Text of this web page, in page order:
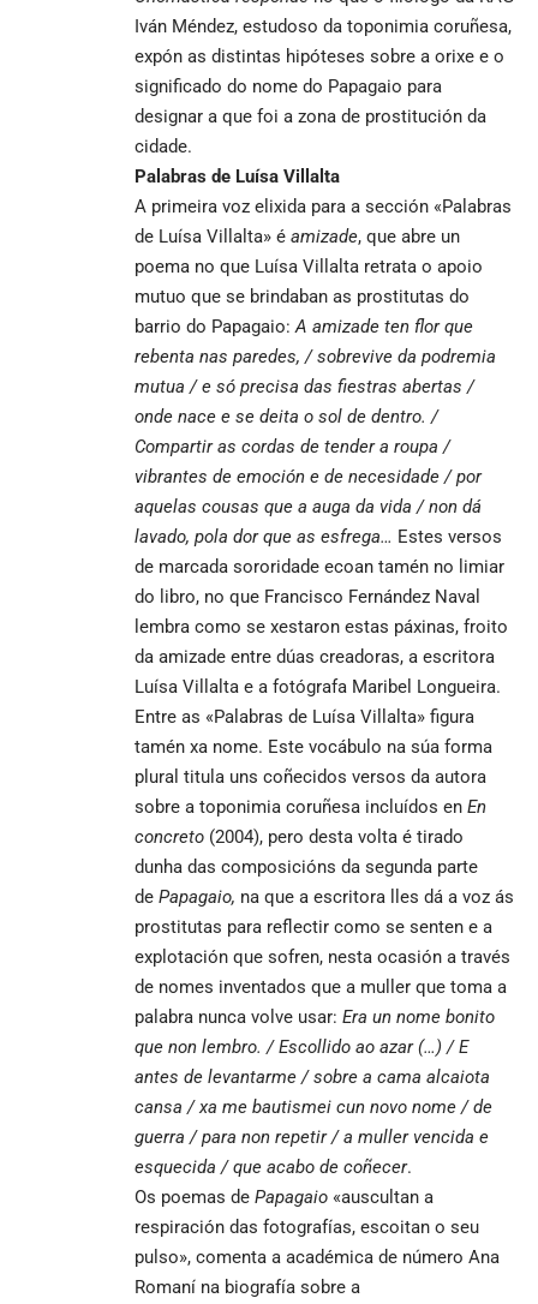
Iván Méndez, estudoso da toponimia coruñesa,
expón as distintas hipóteses sobre a orixe e o
significado do nome do Papagaio para
designar a que foi a zona de prostitución da
cidade.
Palabras de Luísa Villalta
A primeira voz elixida para a sección «Palabras
de Luísa Villalta» é amizade, que abre un
poema no que Luísa Villalta retrata o apoio
mutuo que se brindaban as prostitutas do
barrio do Papagaio: A amizade ten flor que
rebenta nas paredes, / sobrevive da podremia
mutua / e só precisa das fiestras abertas /
onde nace e se deita o sol de dentro. /
Compartir as cordas de tender a roupa /
vibrantes de emoción e de necesidade / por
aquelas cousas que a auga da vida / non dá
lavado, pola dor que as esfrega… Estes versos
de marcada sororidade ecoan tamén no limiar
do libro, no que Francisco Fernández Naval
lembra como se xestaron estas páxinas, froito
da amizade entre dúas creadoras, a escritora
Luísa Villalta e a fotógrafa Maribel Longueira.
Entre as «Palabras de Luísa Villalta» figura
tamén xa nome. Este vocábulo na súa forma
plural titula uns coñecidos versos da autora
sobre a toponimia coruñesa incluídos en En
concreto (2004), pero desta volta é tirado
dunha das composicións da segunda parte
de Papagaio, na que a escritora lles dá a voz ás
prostitutas para reflectir como se senten e a
explotación que sofren, nesta ocasión a través
de nomes inventados que a muller que toma a
palabra nunca volve usar: Era un nome bonito
que non lembro. / Escollido ao azar (…) / E
antes de levantarme / sobre a cama alcaiota
cansa / xa me bautismei cun novo nome / de
guerra / para non repetir / a muller vencida e
esquecida / que acabo de coñecer.
Os poemas de Papagaio «auscultan a
respiración das fotografías, escoitan o seu
pulso», comenta a académica de número Ana
Romaní na biografía sobre a